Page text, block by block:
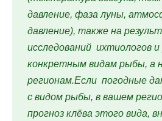
давление, фаза луны,
давление), также на
исследований ихтиологов
конкретным видам рыбы, а
регионам.Если погодные
с видом рыбы, в вашем
прогноз клёва этого вида,